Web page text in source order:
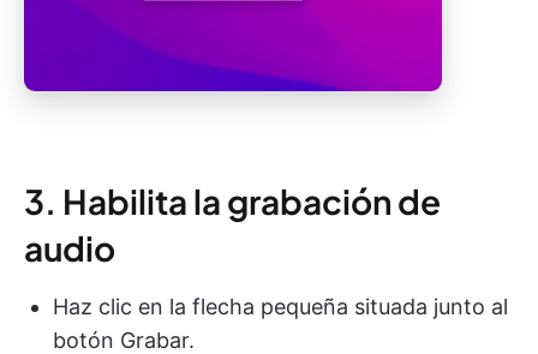
3. Habilita la grabación de
audio
Haz clic en la flecha pequeña situada junto al
botón Grabar.